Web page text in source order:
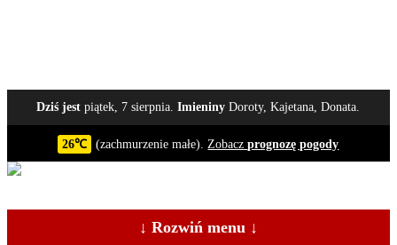
Dziś jest piątek, 7 sierpnia.Imieniny Doroty, Kajetana, Donata.
26℃ (zachmurzenie małe).Zobaczprognozę pogody
↓ Rozwiń menu ↓